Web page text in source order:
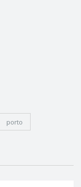
porto